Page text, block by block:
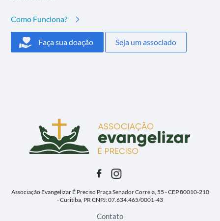
Como Funciona?
Faça sua doação Seja um associado
Associação Evangelizar É PrecisoPraça Senador Correia, 55 - CEP 80010-210
- Curitiba, PRCNPJ: 07.634.465/0001-43
Contato